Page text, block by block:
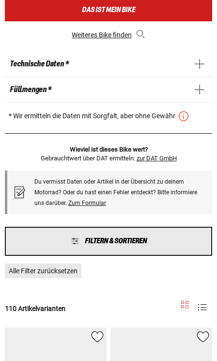
DAS IST MEIN BIKE
Weiteres Bike finden
Technische Daten *
Füllmengen *
* Wir ermitteln die Daten mit Sorgfalt, aber ohne Gewähr
Wieviel ist dieses Bike wert?
Gebrauchtwert über DAT ermitteln: zur DAT GmbH
Du vermisst Daten oder Artikel in der Übersicht zu deinem
Motorrad? Oder du hast einen Fehler entdeckt? Bitte informiere
uns darüber. Zum Formular
FILTERN & SORTIEREN
Alle Filter zurücksetzen
110 Artikelvarianten